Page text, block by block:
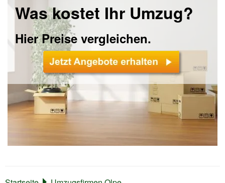
Was kostet Ihr Umzug?
Hier Preise vergleichen.